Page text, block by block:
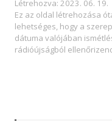
Létrehozva: 2023. 06. 19.
Ez az oldal létrehozása
lehetséges, hogy a
dátuma valójában
rádióújságból